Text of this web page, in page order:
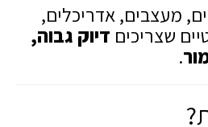
מעצבים, אדריכלים,
שצריכים דיוק גבוה,
.